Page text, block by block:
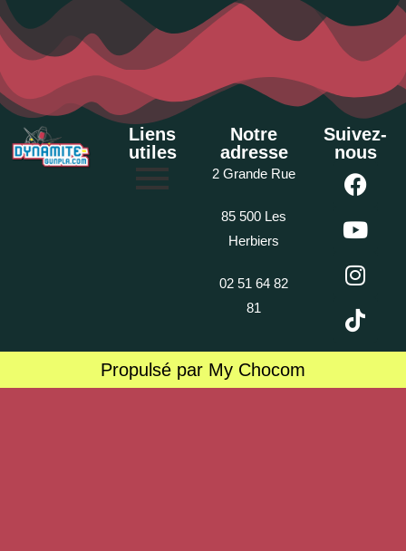
Liens
utiles
Notre
adresse
2 Grande Rue
85 500 Les
Herbiers
02 51 64 82
81
Suivez-
nous
Propulsé par My Chocom